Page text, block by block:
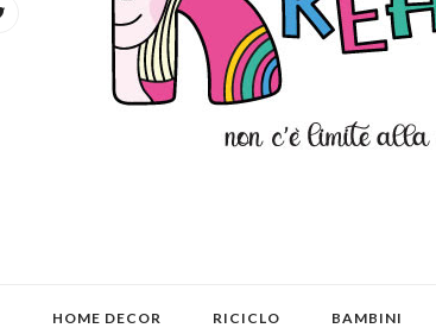
HOME DECOR RICICLO BAMBINI